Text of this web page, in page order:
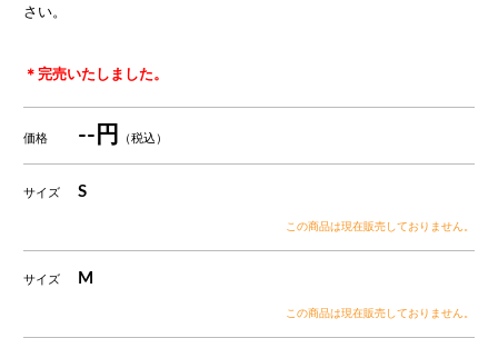
さい。
＊完売いたしました。
価格 --円 （税込）
サイズ S
この商品は現在販売しておりません。
サイズ M
この商品は現在販売しておりません。